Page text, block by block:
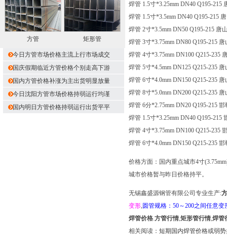
方管 矩形管
今日方管市场价格主流上行市场成交
国庆假期临近方管价格个别走高下游
国内方管价格补涨为主出货明显放量
今日沈阳方管市场价格持弱运行均谨
国内明日方管价格持弱运行出货平平
焊管 1.5寸*3.25mm DN40 Q195-215
焊管 1.5寸*3.5mm DN40 Q195-215
焊管 2寸*3.5mm DN50 Q195-215 唐
焊管 3寸*3.75mm DN80 Q195-215
焊管 4寸*3.75mm DN100 Q215-235
焊管 5寸*4.5mm DN125 Q215-235
焊管 6寸*4.0mm DN150 Q215-235
焊管 8寸*5.0mm DN200 Q215-235
焊管 6分*2.75mm DN20 Q195-215
焊管 1.5寸*3.25mm DN40 Q195-215
焊管 4寸*3.75mm DN100 Q215-235
焊管 6寸*4.0mm DN150 Q215-235
价格方面：国内重点城市4寸
城市价格暂与昨日价格持平。
无锡鑫盛源钢管有限公司专业生产:
变形, 圆管规格：50～200之间任意变
焊管价格.方管行情,矩形管行情,焊管
相关阅读： 短期国内焊管价格或弱